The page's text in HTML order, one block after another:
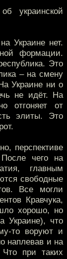
украинской
Украине нет.
формации.
Это
– на смену
Украине ни о
не идёт. На
отгоняет от
элиты. Это
перспективе
чего на
главным
свободные
Все могли
Кравчука,
хорошо, но
Украине), что
то воруют и
наплевав и на
при таких